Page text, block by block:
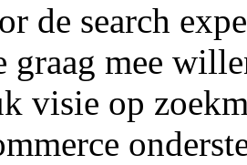
de search
graag mee
visie op